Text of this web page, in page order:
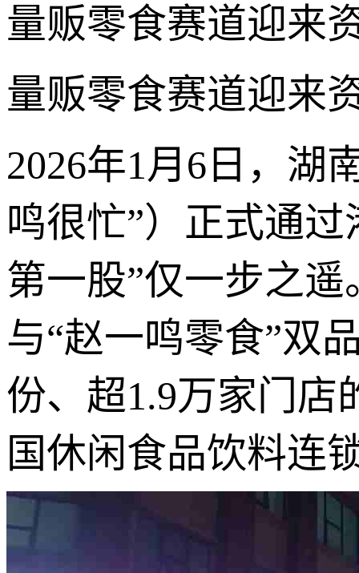
量贩零食赛道迎来
量贩零食赛道迎来
2026年1月6日，湖
鸣很忙”）正式通
第一股”仅一步之
与“赵一鸣零食”双
份、超1.9万家门店
国休闲食品饮料连